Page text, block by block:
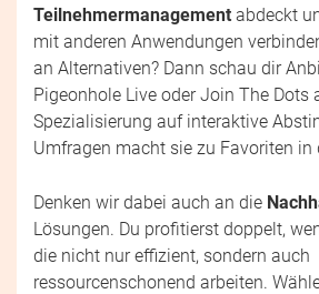
Teilnehmermanagement abdeckt
mit anderen Anwendungen
an Alternativen? Dann schau dir
Pigeonhole Live oder Join The Dots
Spezialisierung auf interaktive
Umfragen macht sie zu Favoriten in
Denken wir dabei auch an die
Lösungen. Du profitierst doppelt,
die nicht nur effizient, sondern auch
ressourcenschonend arbeiten.